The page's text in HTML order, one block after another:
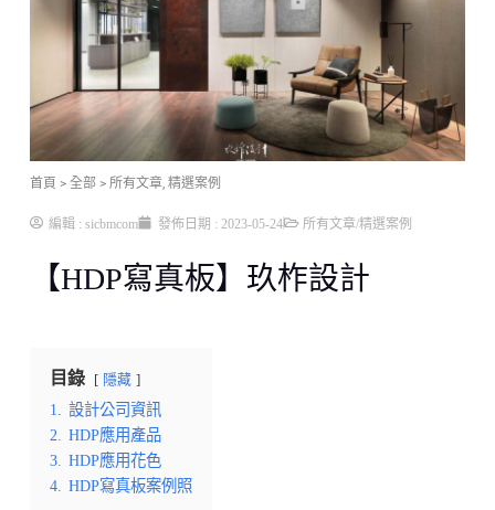
首頁 > 全部 > 所有文章, 精選案例
編輯 : sicbmcom 發佈日期 : 2023-05-24 所有文章/精選案例
【HDP寫真板】玖柞設計
目錄 隱藏
1.
設計公司資訊
2.
HDP應用產品
3.
HDP應用花色
4.
HDP寫真板案例照